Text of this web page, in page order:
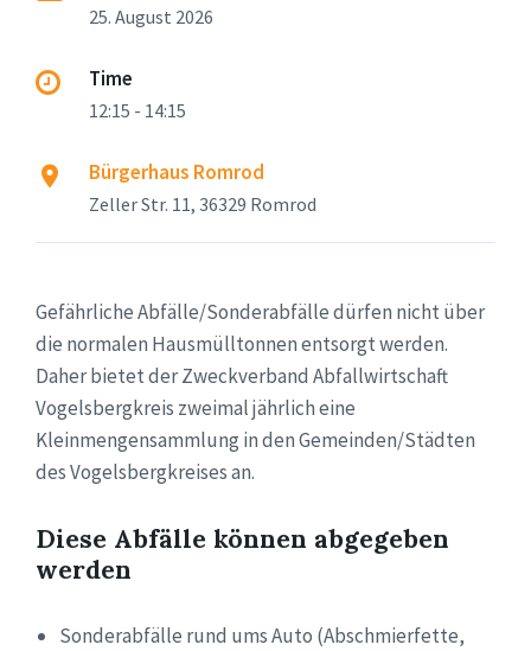
25. August 2026
Time
12:15 - 14:15
Bürgerhaus Romrod
Zeller Str. 11, 36329 Romrod
Gefährliche Abfälle/Sonderabfälle dürfen nicht über
die normalen Hausmülltonnen entsorgt werden.
Daher bietet der Zweckverband Abfallwirtschaft
Vogelsbergkreis zweimal jährlich eine
Kleinmengensammlung in den Gemeinden/Städten
des Vogelsbergkreises an.
Diese Abfälle können abgegeben
werden
Sonderabfälle rund ums Auto (Abschmierfette,